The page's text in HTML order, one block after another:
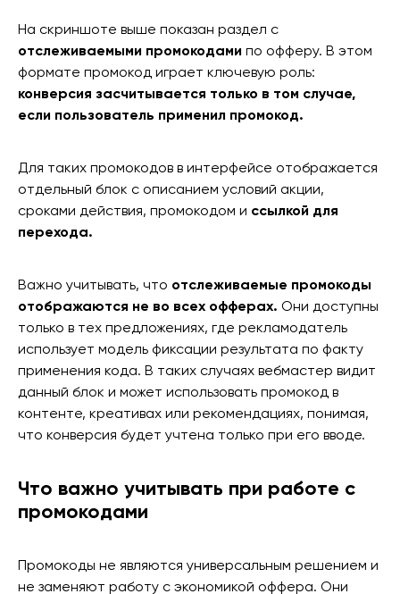
На скриншоте выше показан раздел с
отслеживаемыми промокодами по офферу. В этом
формате промокод играет ключевую роль:
конверсия засчитывается только в том случае,
если пользователь применил промокод.
Для таких промокодов в интерфейсе отображается
отдельный блок с описанием условий акции,
сроками действия, промокодом и ссылкой для
перехода.
Важно учитывать, что отслеживаемые промокоды
отображаются не во всех офферах. Они доступны
только в тех предложениях, где рекламодатель
использует модель фиксации результата по факту
применения кода. В таких случаях вебмастер видит
данный блок и может использовать промокод в
контенте, креативах или рекомендациях, понимая,
что конверсия будет учтена только при его вводе.
Что важно учитывать при работе с
промокодами
Промокоды не являются универсальным решением и
не заменяют работу с экономикой оффера. Они